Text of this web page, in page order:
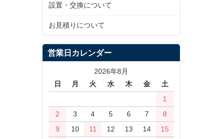
設置・交換について
お見積りについて
営業日カレンダー
2026年8月
日
月 火 水 木 金
土
1
2
3 4 5 6 7
8
9
10 11 12 13 14
15